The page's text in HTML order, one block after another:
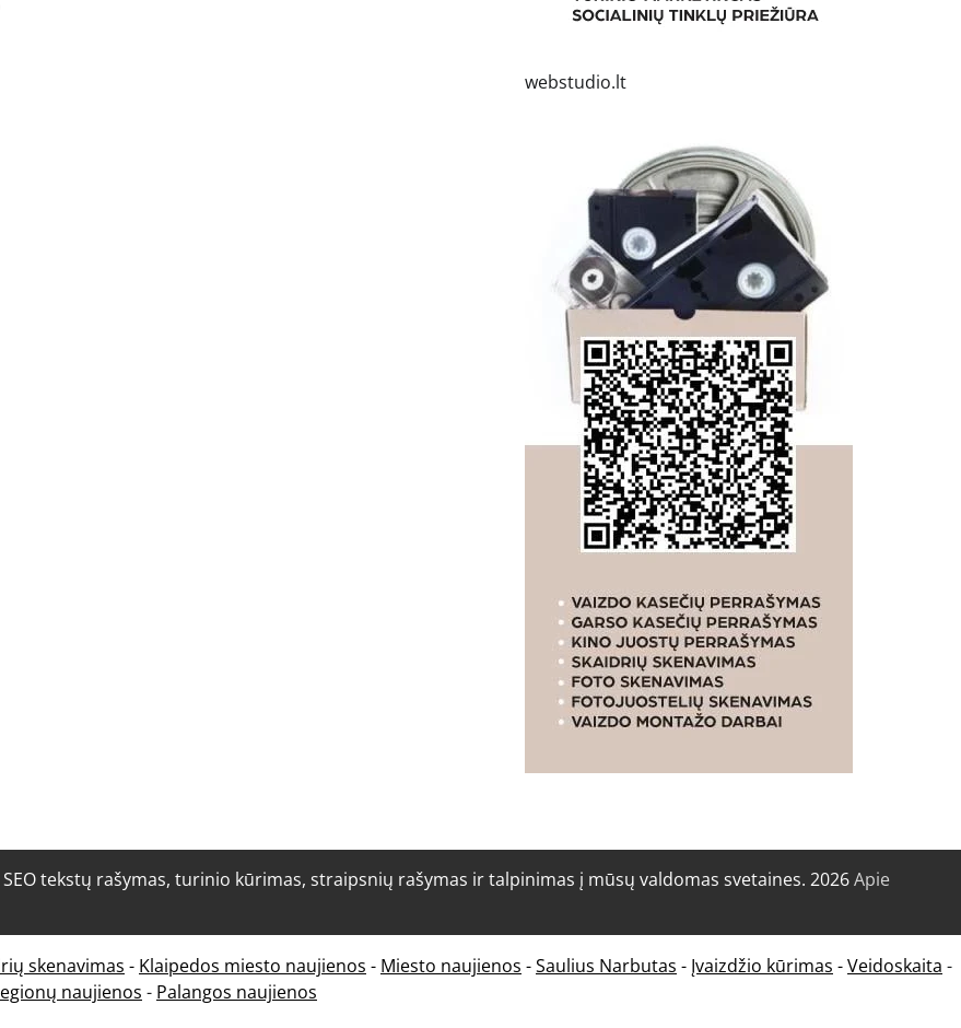
webstudio.lt
SEO tekstų rašymas, turinio kūrimas, straipsnių rašymas ir talpinimas į mūsų valdomas svetaines. 2026Apie
skenavimas - Klaipedos miesto naujienos - Miesto naujienos -Saulius Narbutas - Įvaizdžio kūrimas -Veidoskaita -
naujienos - Palangos naujienos